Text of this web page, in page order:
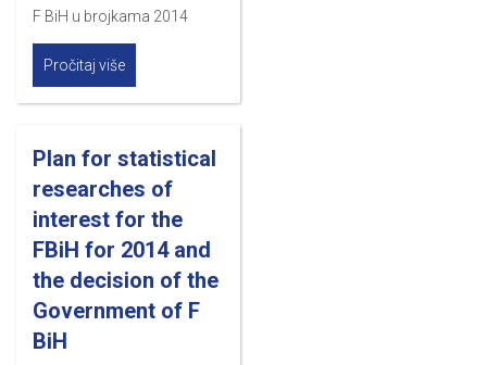
F BiH u brojkama 2014
Pročitaj više
Plan for statistical
researches of
interest for the
FBiH for 2014 and
the decision of the
Government of F
BiH